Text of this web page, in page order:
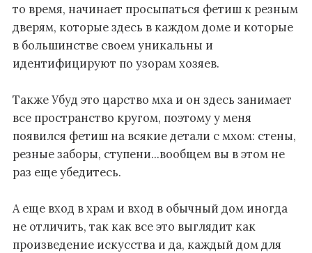
то время, начинает просыпаться фетиш к резным
дверям, которые здесь в каждом доме и которые
в большинстве своем уникальны и
идентифицируют по узорам хозяев.
Также Убуд это царство мха и он здесь занимает
все пространство кругом, поэтому у меня
появился фетиш на всякие детали с мхом: стены,
резные заборы, ступени...вообщем вы в этом не
раз еще убедитесь.
А еще вход в храм и вход в обычный дом иногда
не отличить, так как все это выглядит как
произведение искусства и да, каждый дом для